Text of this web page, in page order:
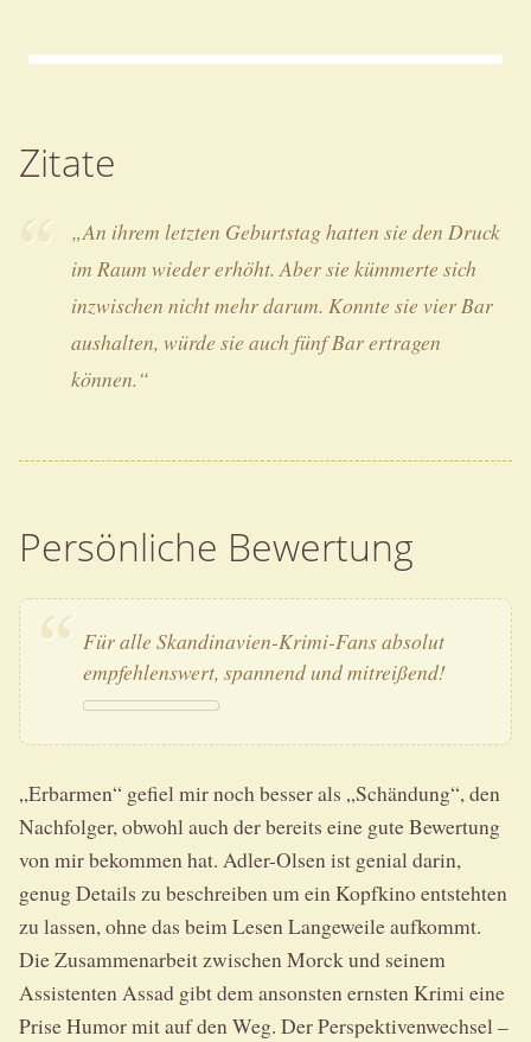
Zitate
„An ihrem letzten Geburtstag hatten sie den Druck
im Raum wieder erhöht. Aber sie kümmerte sich
inzwischen nicht mehr darum. Konnte sie vier Bar
aushalten, würde sie auch fünf Bar ertragen
können.“
Persönliche Bewertung
Für alle Skandinavien-Krimi-Fans absolut
empfehlenswert, spannend und mitreißend!
„Erbarmen“ gefiel mir noch besser als „Schändung“, den
Nachfolger, obwohl auch der bereits eine gute Bewertung
von mir bekommen hat. Adler-Olsen ist genial darin,
genug Details zu beschreiben um ein Kopfkino entstehten
zu lassen, ohne das beim Lesen Langeweile aufkommt.
Die Zusammenarbeit zwischen Morck und seinem
Assistenten Assad gibt dem ansonsten ernsten Krimi eine
Prise Humor mit auf den Weg. Der Perspektivenwechsel –